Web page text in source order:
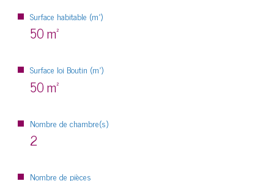
Surface habitable (m²)
50 m²
Surface loi Boutin (m²)
50 m²
Nombre de chambre(s)
2
Nombre de pièces